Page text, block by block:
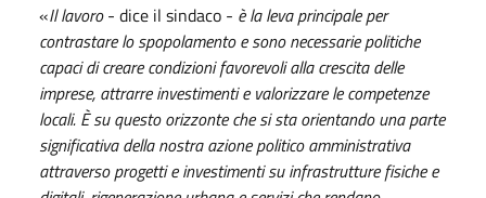
«Il lavoro- dice il sindaco - è la leva principale per
contrastare lo spopolamento e sono necessarie politiche
capaci di creare condizioni favorevoli alla crescita delle
imprese, attrarre investimenti e valorizzare le competenze
locali. È su questo orizzonte che si sta orientando una parte
significativa della nostra azione politico amministrativa
attraverso progetti e investimenti su infrastrutture fisiche e